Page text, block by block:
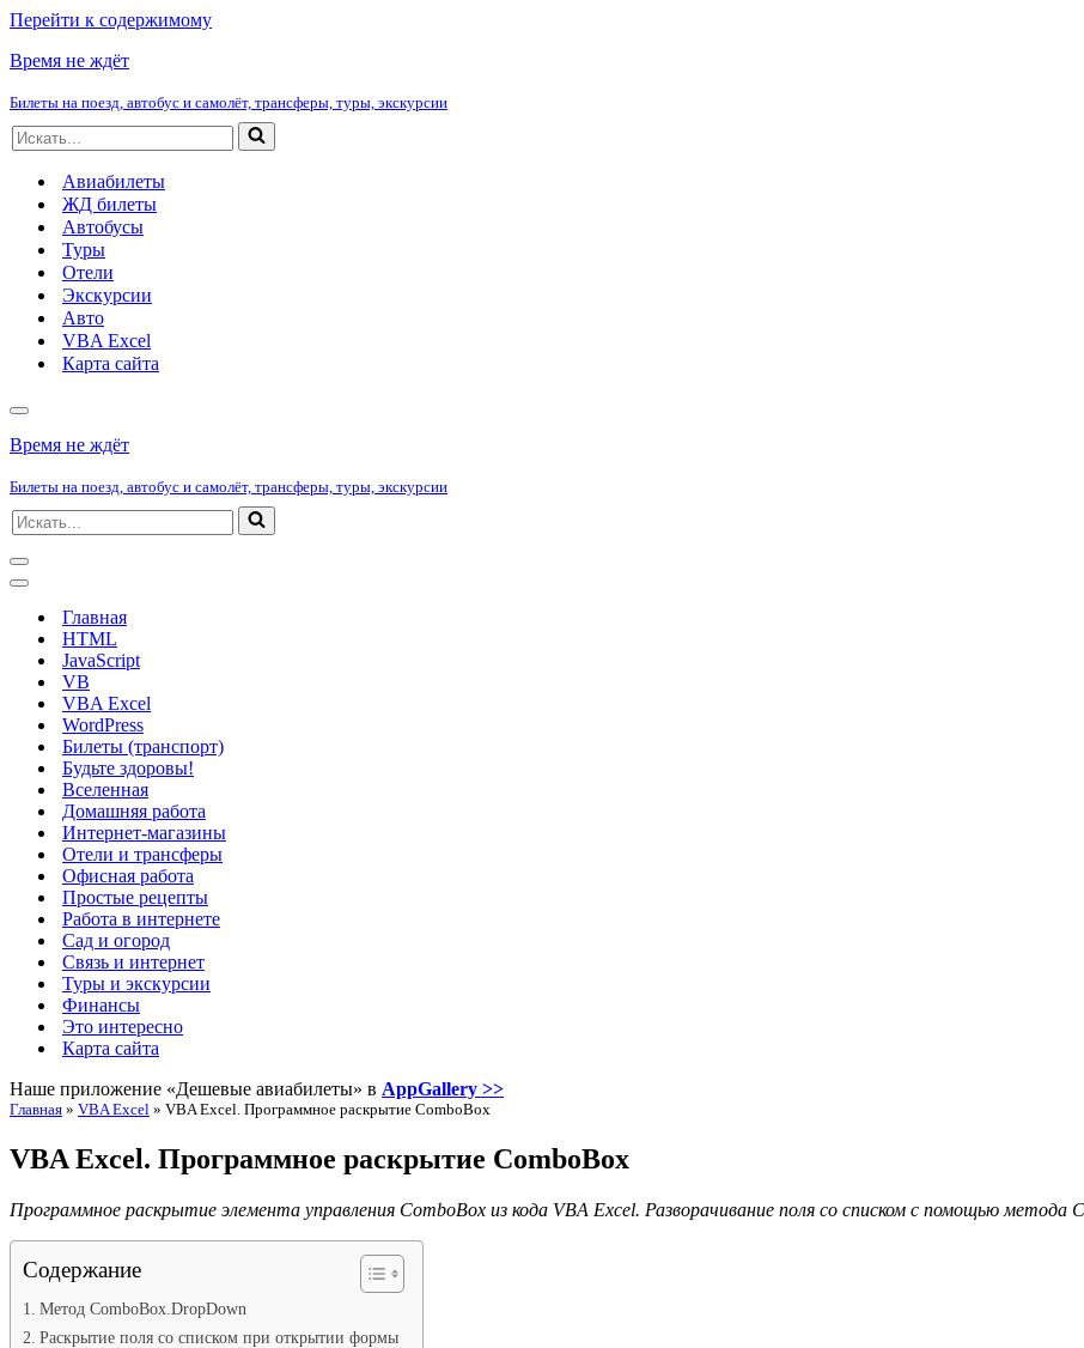
Перейти к содержимому
Время не ждёт
Билеты на поезд, автобус и самолёт, трансферы, туры, экскурсии
Искать...
Авиабилеты
ЖД билеты
Автобусы
Туры
Отели
Экскурсии
Авто
VBA Excel
Карта сайта
Меню
навигации
Время не ждёт
Билеты на поезд, автобус и самолёт, трансферы, туры, экскурсии
Искать...
Меню
навигации
Меню
навигацииГлавная
HTML
JavaScript
VB
VBA Excel
WordPress
Билеты (транспорт)
Будьте здоровы!
Вселенная
Домашняя работа
Интернет-магазины
Отели и трансферы
Офисная работа
Простые рецепты
Работа в интернете
Сад и огород
Связь и интернет
Туры и экскурсии
Финансы
Это интересно
Карта сайта
Наше приложение «Дешевые авиабилеты» в AppGallery >>
Главная » VBA Excel » VBA Excel. Программное раскрытие ComboBox
VBA Excel. Программное раскрытие ComboBox
Программное раскрытие элемента управления ComboBox из кода VBA Excel. Разворачивание поля со списком с помощью метода
Содержание
Метод ComboBox.DropDown
Раскрытие поля со списком при открытии формы